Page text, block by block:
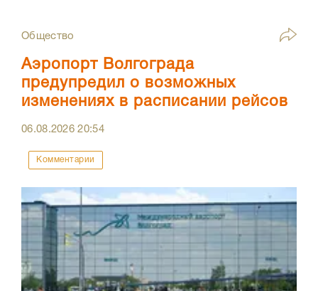
Общество
Аэропорт Волгограда
предупредил о возможных
изменениях в расписании рейсов
06.08.202620:54
Комментарии